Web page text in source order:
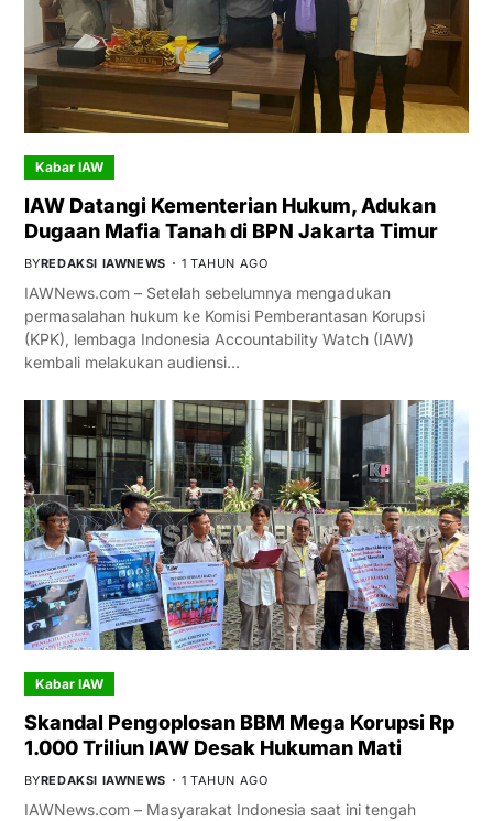
Kabar IAW
IAW Datangi Kementerian Hukum, Adukan
Dugaan Mafia Tanah di BPN Jakarta Timur
BYREDAKSI IAWNEWS 1 TAHUN AGO
IAWNews.com – Setelah sebelumnya mengadukan
permasalahan hukum ke Komisi Pemberantasan Korupsi
(KPK), lembaga Indonesia Accountability Watch (IAW)
kembali melakukan audiensi…
Kabar IAW
Skandal Pengoplosan BBM Mega Korupsi Rp
1.000 Triliun IAW Desak Hukuman Mati
BYREDAKSI IAWNEWS 1 TAHUN AGO
IAWNews.com – Masyarakat Indonesia saat ini tengah